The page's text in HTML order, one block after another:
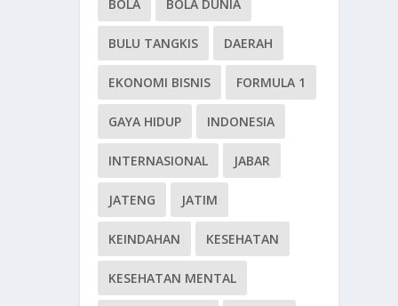
BOLA BOLA DUNIA
BULU TANGKIS DAERAH
EKONOMI BISNIS FORMULA 1
GAYA HIDUP INDONESIA
INTERNASIONAL JABAR
JATENG JATIM
KEINDAHAN KESEHATAN
KESEHATAN MENTAL